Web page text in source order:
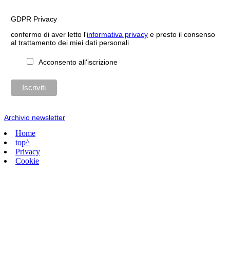
GDPR Privacy
confermo di aver letto l'informativa privacye presto il consenso
al trattamento dei miei dati personali
Acconsento all'iscrizione
Archivio newsletter
Home
top^
Privacy
Cookie